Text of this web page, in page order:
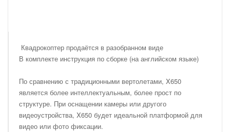
Квадрокоптер продаётся в разобранном виде
В комплекте инструкция по сборке (на английском языке)
По сравнению с традиционными вертолетами, X650
является более интеллектуальным, более прост по
структуре. При оснащении камеры или другого
видеоустройства, X650 будет идеальной платформой для
видео или фото фиксации.